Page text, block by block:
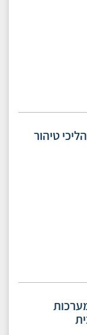
טיהור